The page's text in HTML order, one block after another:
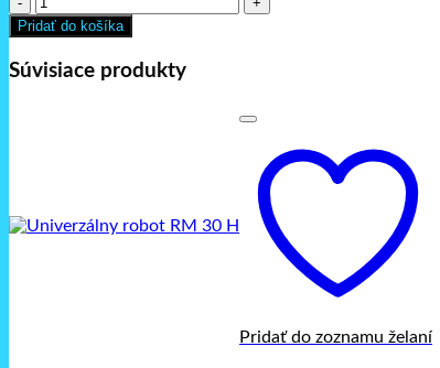
Univerzálny
robot
Kitchen
Pridať do košíka
Súvisiace produkty
Pridať do zoznamu želaní